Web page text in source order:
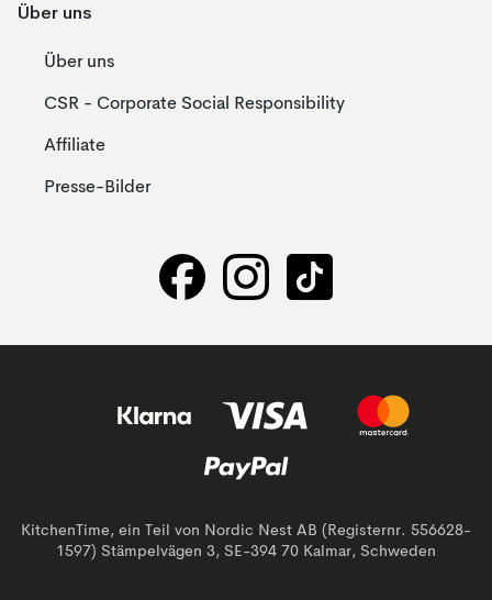
Über uns
Über uns
CSR - Corporate Social Responsibility
Affiliate
Presse-Bilder
KitchenTime, ein Teil von Nordic Nest AB (Registernr. 556628-
1597) Stämpelvägen 3, SE-394 70 Kalmar, Schweden